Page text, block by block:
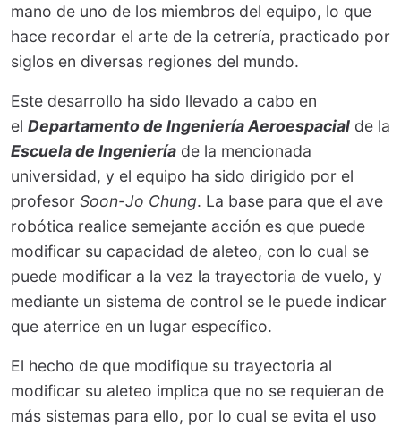
mano de uno de los miembros del equipo, lo que
hace recordar el arte de la cetrería, practicado por
siglos en diversas regiones del mundo.
Este desarrollo ha sido llevado a cabo en
el Departamento de Ingeniería Aeroespacial de la
Escuela de Ingeniería de la mencionada
universidad, y el equipo ha sido dirigido por el
profesor Soon-Jo Chung. La base para que el ave
robótica realice semejante acción es que puede
modificar su capacidad de aleteo, con lo cual se
puede modificar a la vez la trayectoria de vuelo, y
mediante un sistema de control se le puede indicar
que aterrice en un lugar específico.
El hecho de que modifique su trayectoria al
modificar su aleteo implica que no se requieran de
más sistemas para ello, por lo cual se evita el uso